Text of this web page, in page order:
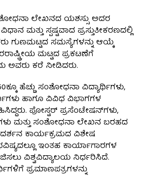
ಲೇಖನದ ಯಶಸ್ಸು ಅದರ
ಮತ್ತು ಸ್ಪಷ್ಟವಾದ ಪ್ರಸ್ತುತೀಕರಣದಲ್ಲಿ
ಗುಣಮಟ್ಟದ ಸಮಸ್ಯೆಗಳನ್ನು ಆಯ್ಕೆ
ಮಟ್ಟದ ಪ್ರಕಟಣೆಗೆ
ಅವರು ಕರೆ ನೀಡಿದರು.
ಹೆಚ್ಚು ಸಂಶೋಧನಾ ವಿದ್ಯಾರ್ಥಿಗಳು,
ಹಾಗೂ ವಿವಿಧ ವಿಭಾಗಗಳ
ಪೋಸ್ಟರ್ ಪ್ರಸೆಂಟೇಷನ್‌ಗಳು,
ಮತ್ತು ಸಂಶೋಧನಾ ಲೇಖನ ಬರಹದ
ಕಾರ್ಯಕ್ರಮದ ವಿಶೇಷ
ಇಂತಹ ಕಾರ್ಯಾಗಾರಗಳ
ವಿಶ್ವವಿದ್ಯಾಲಯ ನಿರ್ಧರಿಸಿದೆ.
ಪ್ರಮಾಣಪತ್ರಗಳನ್ನು